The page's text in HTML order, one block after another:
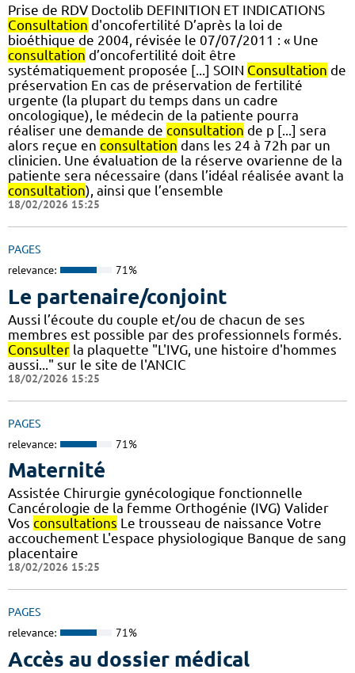
Prise de RDV Doctolib DEFINITION ET INDICATIONS
Consultation d'oncofertilité D’après la loi de
bioéthique de 2004, révisée le 07/07/2011 : « Une
consultation d’oncofertilité doit être
systématiquement proposée [...] SOIN Consultation de
préservation En cas de préservation de fertilité
urgente (la plupart du temps dans un cadre
oncologique), le médecin de la patiente pourra
réaliser une demande de consultation de p [...] sera
alors reçue en consultation dans les 24 à 72h par un
clinicien. Une évaluation de la réserve ovarienne de la
patiente sera nécessaire (dans l’idéal réalisée avant la
consultation), ainsi que l’ensemble
18/02/2026 15:25
PAGES
relevance: 71%
Le partenaire/conjoint
Aussi l’écoute du couple et/ou de chacun de ses
membres est possible par des professionnels formés.
Consulter la plaquette "L'IVG, une histoire d'hommes
aussi..." sur le site de l'ANCIC
18/02/2026 15:25
PAGES
relevance: 71%
Maternité
Assistée Chirurgie gynécologique fonctionnelle
Cancérologie de la femme Orthogénie (IVG) Valider
Vos consultations Le trousseau de naissance Votre
accouchement L'espace physiologique Banque de sang
placentaire
18/02/2026 15:25
PAGES
relevance: 71%
Accès au dossier médical